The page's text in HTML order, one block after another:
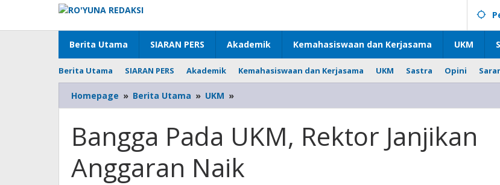
konten
Berita Utama SIARAN PERS Akademik Kemahasiswaan dan Kerjasama UKM
Berita Utama SIARAN PERS Akademik Kemahasiswaan dan Kerjasama UKM Sastra Opini
Homepage » Berita Utama » UKM »
Pada
Rektor
Janjikan
Naik
Bangga Pada UKM, Rektor Janjikan
Anggaran Naik